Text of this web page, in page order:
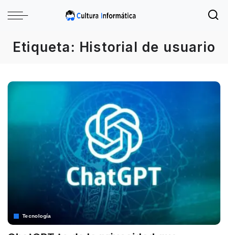
Etiqueta: Historial de usuario
Tecnología